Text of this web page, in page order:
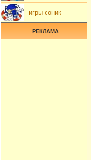
игры соник
РЕКЛАМА